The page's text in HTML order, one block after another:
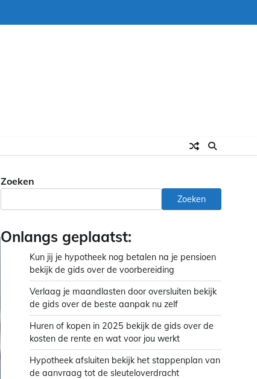
Zoeken
Zoeken
Onlangs geplaatst:
Kun jij je hypotheek nog betalen na je pensioen
bekijk de gids over de voorbereiding
Verlaag je maandlasten door oversluiten bekijk
de gids over de beste aanpak nu zelf
Huren of kopen in 2025 bekijk de gids over de
kosten de rente en wat voor jou werkt
Hypotheek afsluiten bekijk het stappenplan van
de aanvraag tot de sleuteloverdracht